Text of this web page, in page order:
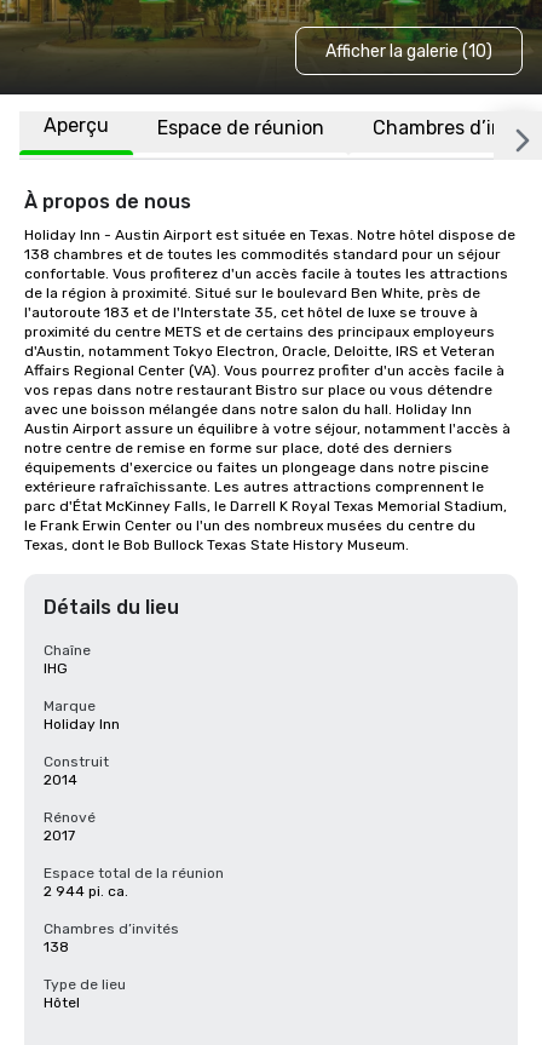
Afficher la galerie (10)
Aperçu Espace de réunion Chambres
À propos de nous
Holiday Inn - Austin Airport est située en Texas. Notre hôtel dispose de
138 chambres et de toutes les commodités standard pour un séjour
confortable. Vous profiterez d'un accès facile à toutes les attractions
de la région à proximité. Situé sur le boulevard Ben White, près de
l'autoroute 183 et de l'Interstate 35, cet hôtel de luxe se trouve à
proximité du centre METS et de certains des principaux employeurs
d'Austin, notamment Tokyo Electron, Oracle, Deloitte, IRS et Veteran
Affairs Regional Center (VA). Vous pourrez profiter d'un accès facile à
vos repas dans notre restaurant Bistro sur place ou vous détendre
avec une boisson mélangée dans notre salon du hall. Holiday Inn
Austin Airport assure un équilibre à votre séjour, notamment l'accès à
notre centre de remise en forme sur place, doté des derniers
équipements d'exercice ou faites un plongeage dans notre piscine
extérieure rafraîchissante. Les autres attractions comprennent le
parc d'État McKinney Falls, le Darrell K Royal Texas Memorial Stadium,
le Frank Erwin Center ou l'un des nombreux musées du centre du
Texas, dont le Bob Bullock Texas State History Museum.
Détails du lieu
Chaîne
IHG
Marque
Holiday Inn
Construit
2014
Rénové
2017
Espace total de la réunion
2 944 pi. ca.
Chambres d’invités
138
Type de lieu
Hôtel